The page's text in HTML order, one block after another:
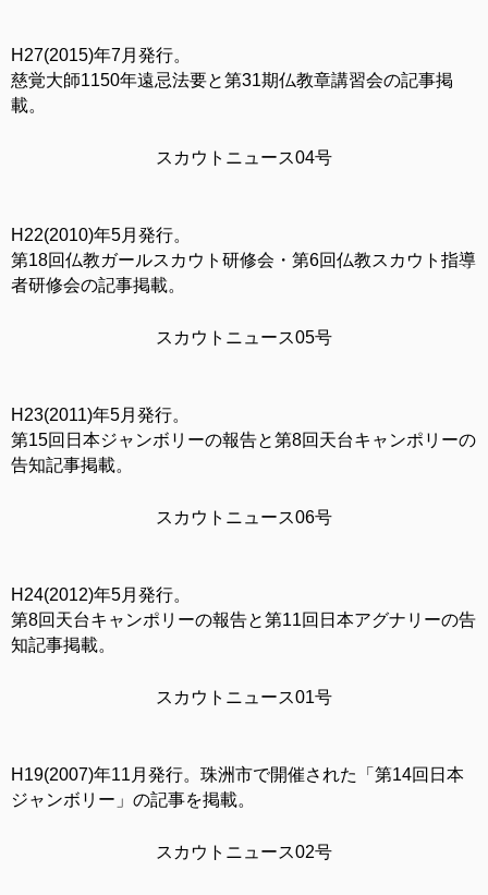
H27(2015)年7月発行。
慈覚大師1150年遠忌法要と第31期仏教章講習会の記事掲
載。
スカウトニュース04号
H22(2010)年5月発行。
第18回仏教ガールスカウト研修会・第6回仏教スカウト指導
者研修会の記事掲載。
スカウトニュース05号
H23(2011)年5月発行。
第15回日本ジャンボリーの報告と第8回天台キャンポリーの
告知記事掲載。
スカウトニュース06号
H24(2012)年5月発行。
第8回天台キャンポリーの報告と第11回日本アグナリーの告
知記事掲載。
スカウトニュース01号
H19(2007)年11月発行。珠洲市で開催された「第14回日本
ジャンボリー」の記事を掲載。
スカウトニュース02号